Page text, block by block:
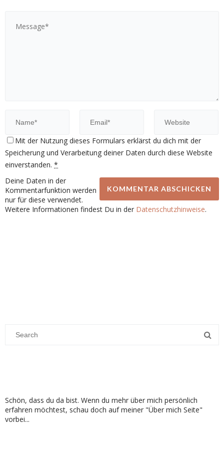
Mit der Nutzung dieses Formulars erklärst du dich mit der
Speicherung und Verarbeitung deiner Daten durch diese Website
einverstanden. *
Deine Daten in der
Kommentarfunktion werden
nur für diese verwendet.
Weitere Informationen findest Du in der Datenschutzhinweise.
Schön, dass du da bist. Wenn du mehr über mich persönlich
erfahren möchtest, schau doch auf meiner "Über mich Seite"
vorbei...